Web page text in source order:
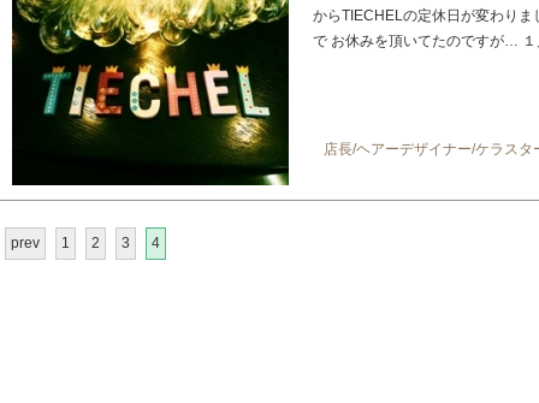
からTIECHELの定休日が変わり
で お休みを頂いてたのですが… １
店長/ヘアーデザイナー/ケラス
prev 1 2 3 4